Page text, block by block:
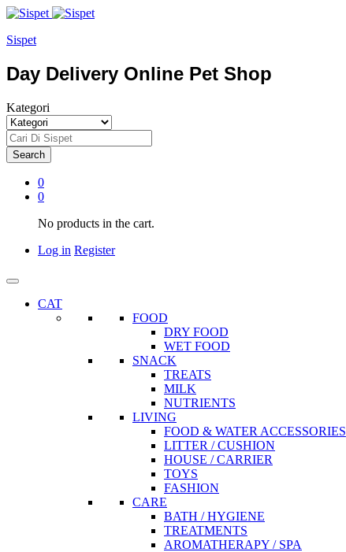
Sispet
Day Delivery Online Pet Shop
Kategori
Search
0
0
No products in the cart.
Log in Register
CAT
FOOD
DRY FOOD
WET FOOD
SNACK
TREATS
MILK
NUTRIENTS
LIVING
FOOD & WATER ACCESSORIES
LITTER / CUSHION
HOUSE / CARRIER
TOYS
FASHION
CARE
BATH / HYGIENE
TREATMENTS
AROMATHERAPY / SPA